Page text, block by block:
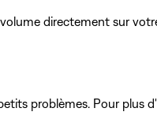
directement sur
problèmes. Pour plus